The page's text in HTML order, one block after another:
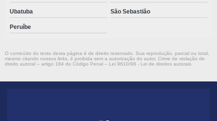
Ubatuba São Sebastião
Peruíbe
O conteúdo do texto desta página é de direito reservado. Sua reprodução, parcial ou total,
mesmo citando nossos links, é proibida sem a autorização do autor. Crime de violação de
direito autoral – artigo 184 do Código Penal – Lei 9610/98 - Lei de direitos autorais